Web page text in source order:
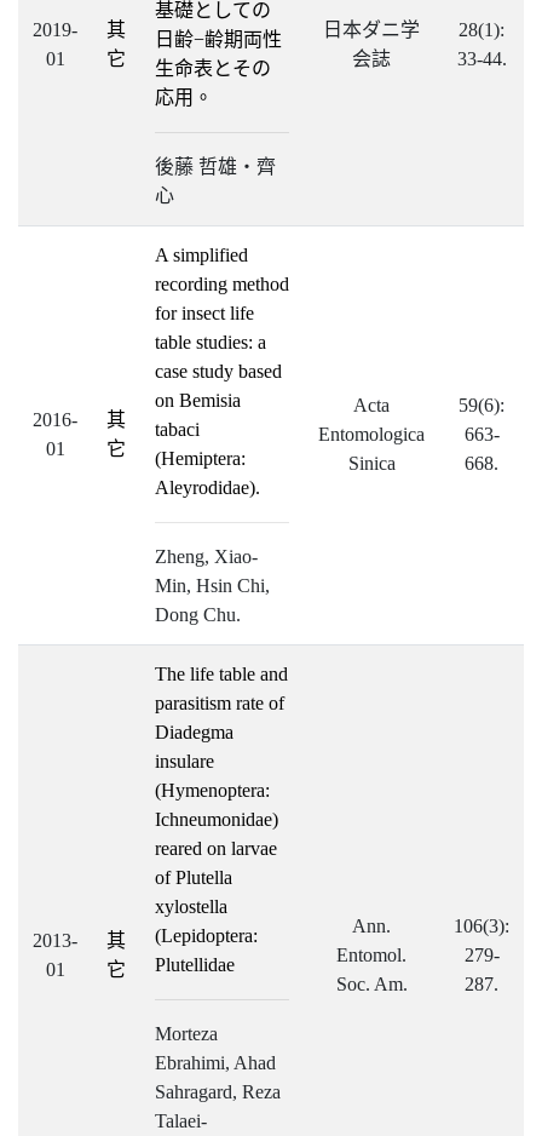
2019-
01
其
它
基礎としての
日齢−齢期両性
生命表とその
応用。
後藤 哲雄・齊
心
日本ダニ学
会誌
28(1):
33-44.
2016-
01
其
它
A simplified
recording method
for insect life
table studies: a
case study based
on Bemisia
tabaci
(Hemiptera:
Aleyrodidae).
Zheng, Xiao-
Min, Hsin Chi,
Dong Chu.
Acta
Entomologica
Sinica
59(6):
663-
668.
2013-
01
其
它
The life table and
parasitism rate of
Diadegma
insulare
(Hymenoptera:
Ichneumonidae)
reared on larvae
of Plutella
xylostella
(Lepidoptera:
Plutellidae
Morteza
Ebrahimi, Ahad
Sahragard, Reza
Talaei-
Ann.
Entomol.
Soc. Am.
106(3):
279-
287.